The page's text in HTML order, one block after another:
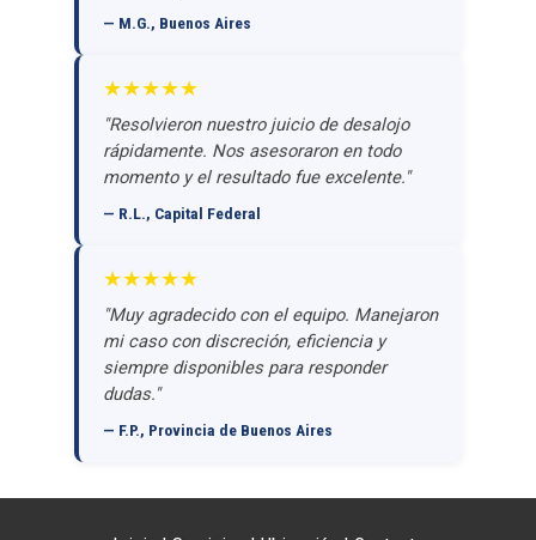
— M.G., Buenos Aires
★★★★★
"Resolvieron nuestro juicio de desalojo
rápidamente. Nos asesoraron en todo
momento y el resultado fue excelente."
— R.L., Capital Federal
★★★★★
"Muy agradecido con el equipo. Manejaron
mi caso con discreción, eficiencia y
siempre disponibles para responder
dudas."
— F.P., Provincia de Buenos Aires